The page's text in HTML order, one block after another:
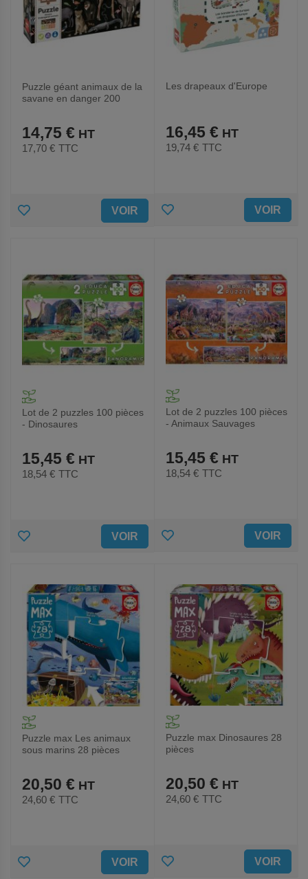
Puzzle géant animaux de la
savane en danger 200
14,75 €
17,70 € TTC
AJOUTER VOIR
Les drapeaux d'Europe
16,45 €
19,74 € TTC
AJOUTER VOIR
Lot de 2 puzzles 100 pièces
- Dinosaures
15,45 €
18,54 € TTC
AJOUTER
FAVORIS
VOIR
Lot de 2 puzzles 100 pièces
- Animaux Sauvages
15,45 €
18,54 € TTC
AJOUTER
FAVORIS
VOIR
Puzzle max Les animaux
sous marins 28 pièces
20,50 €
24,60 € TTC
AJOUTER VOIR
Puzzle max Dinosaures 28
pièces
20,50 €
24,60 € TTC
AJOUTER VOIR